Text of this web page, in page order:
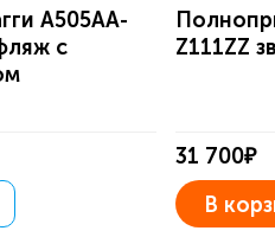
A505AA-
с
Z111ZZ
31 700₽
В